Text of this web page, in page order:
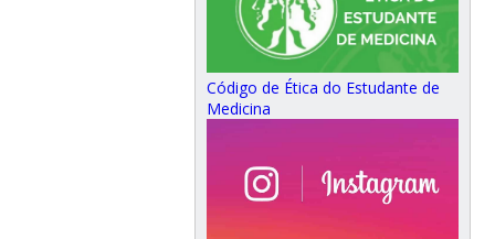
Código de Ética do Estudante de
Medicina